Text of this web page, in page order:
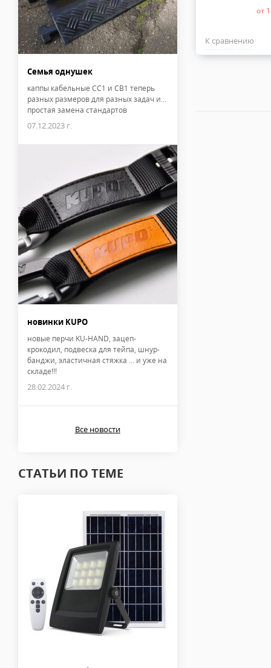
Семья однушек
каппы кабельные CC1 и CB1 теперь
разных размеров для разных задач и...
простая замена стандартов
07.12.2023 г.
новинки KUPO
новые перчи KU-HAND, зацеп-
крокодил, подвеска для тейпа, шнур-
банджи, эластичная стяжка ... и уже на
складе!!!
28.02.2024 г.
Все новости
СТАТЬИ ПО ТЕМЕ
от
К сравнению